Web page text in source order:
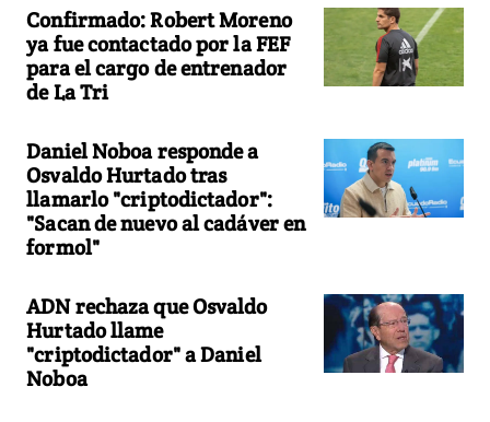
Confirmado: Robert Moreno
ya fue contactado por la FEF
para el cargo de entrenador
de La Tri
Daniel Noboa responde a
Osvaldo Hurtado tras
llamarlo "criptodictador":
"Sacan de nuevo al cadáver en
formol"
ADN rechaza que Osvaldo
Hurtado llame
"criptodictador" a Daniel
Noboa